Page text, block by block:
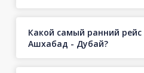
Какой самый ранний
Ашхабад - Дубай?